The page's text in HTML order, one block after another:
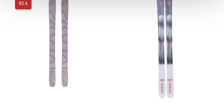
QST
106
25/26_1
REA
BADGER
25/26_1